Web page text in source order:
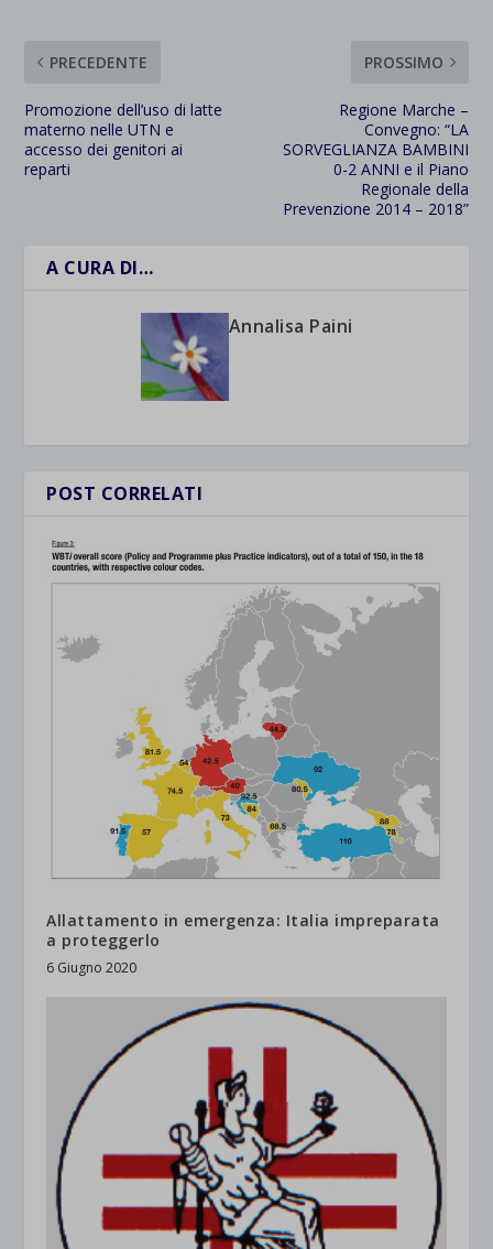
PRECEDENTE
Promozione dell’uso di latte
materno nelle UTN e
accesso dei genitori ai
reparti
PROSSIMO
Regione Marche –
Convegno: “LA
SORVEGLIANZA BAMBINI
0-2 ANNI e il Piano
Regionale della
Prevenzione 2014 – 2018”
A CURA DI…
Annalisa Paini
POST CORRELATI
Allattamento in emergenza: Italia impreparata
a proteggerlo
6 Giugno 2020